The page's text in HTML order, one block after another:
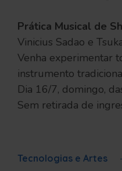
Prática Musical de
Vinicius Sadao e
Venha experimentar
instrumento
Dia 16/7, domingo,
Sem retirada de
Tecnologias e Artes